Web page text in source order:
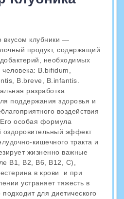
клубники —
продукт, содержащий
необходимых
B.bifidum,
B.breve, B.infantis.
разработка
поддержания здоровья и
воздействия
особая формула
эффект
кишечного тракта и
жизненно важные
В1, В2, В6, В12, С),
в крови и при
устраняет тяжесть в
для диетического